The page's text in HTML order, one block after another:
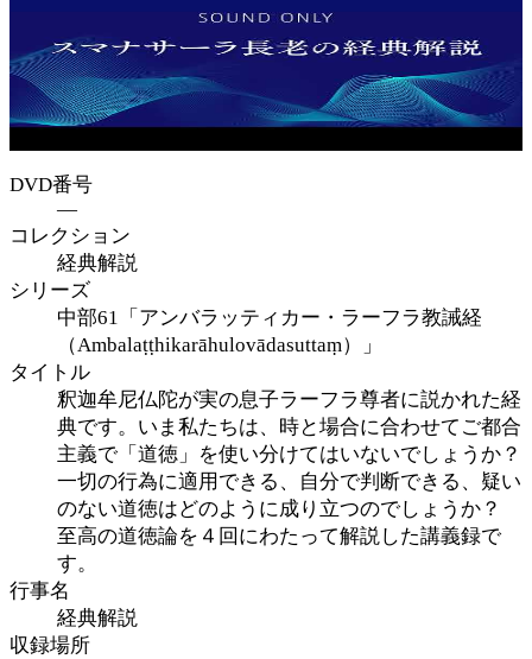
DVD番号
—
コレクション
経典解説
シリーズ
中部61「アンバラッティカー・ラーフラ教誡経
（Ambalaṭṭhikarāhulovādasuttaṃ）」
タイトル
釈迦牟尼仏陀が実の息子ラーフラ尊者に説かれた経
典です。いま私たちは、時と場合に合わせてご都合
主義で「道徳」を使い分けてはいないでしょうか？
一切の行為に適用できる、自分で判断できる、疑い
のない道徳はどのように成り立つのでしょうか？
至高の道徳論を４回にわたって解説した講義録で
す。
行事名
経典解説
収録場所